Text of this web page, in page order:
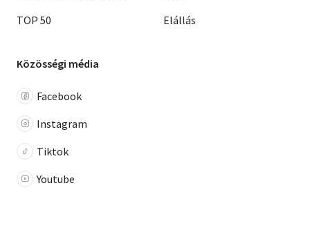
TOP 50
Elállás
Közösségi média
Facebook
Instagram
Tiktok
Youtube